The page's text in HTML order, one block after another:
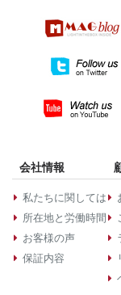
会社情報
私たちに関しては
所在地と労働時間
お客様の声
保証内容